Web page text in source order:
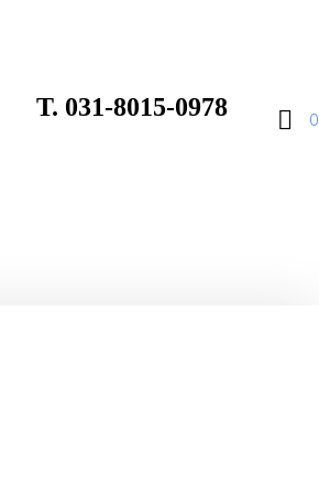
T. 031-8015-0978 0